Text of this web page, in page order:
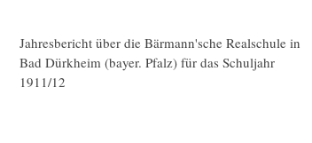
Jahresbericht über die Bärmann'sche Realschule in
Bad Dürkheim (bayer. Pfalz) für das Schuljahr
1911/12